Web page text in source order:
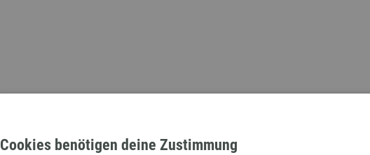
Cookies benötigen deine Zustimmung